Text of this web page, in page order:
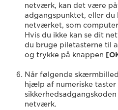
netværk, kan det være
adgangspunktet, eller du
netværket, som
Hvis du ikke kan se dit
du bruge piletasterne til
og trykke på knappen
Når følgende
hjælp af numeriske taster
netværk.